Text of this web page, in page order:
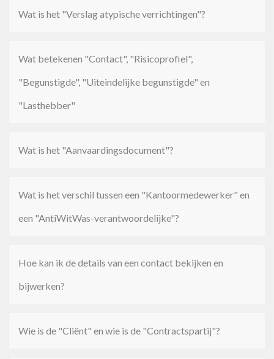
Wat is het "Verslag atypische verrichtingen"?
Wat betekenen "Contact", "Risicoprofiel",
"Begunstigde", "Uiteindelijke begunstigde" en
"Lasthebber"
Wat is het "Aanvaardingsdocument"?
Wat is het verschil tussen een "Kantoormedewerker" en
een "AntiWitWas-verantwoordelijke"?
Hoe kan ik de details van een contact bekijken en
bijwerken?
Wie is de "Cliënt" en wie is de "Contractspartij"?